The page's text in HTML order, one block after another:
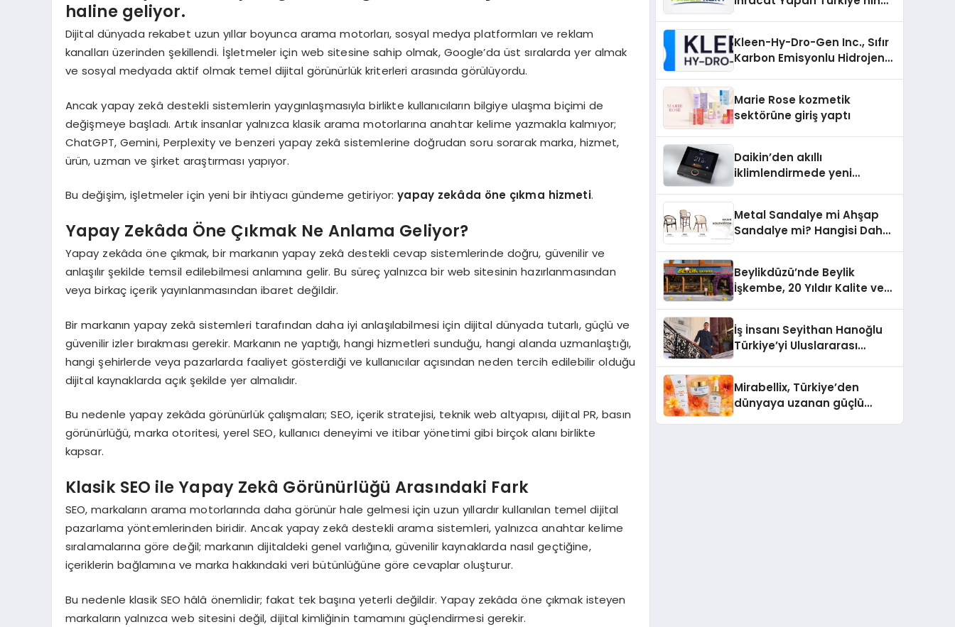
haline geliyor.
Dijital dünyada rekabet uzun yıllar boyunca arama motorları, sosyal medya platformları ve reklam
kanalları üzerinden şekillendi. İşletmeler için web sitesine sahip olmak, Google’da üst sıralarda yer almak
ve sosyal medyada aktif olmak temel dijital görünürlük kriterleri arasında görülüyordu.
Ancak yapay zekâ destekli sistemlerin yaygınlaşmasıyla birlikte kullanıcıların bilgiye ulaşma biçimi de
değişmeye başladı. Artık insanlar yalnızca klasik arama motorlarına anahtar kelime yazmakla kalmıyor;
ChatGPT, Gemini, Perplexity ve benzeri yapay zekâ sistemlerine doğrudan soru sorarak marka, hizmet,
ürün, uzman ve şirket araştırması yapıyor.
Bu değişim, işletmeler için yeni bir ihtiyacı gündeme getiriyor:yapay zekâda öne çıkma hizmeti.
Yapay Zekâda Öne Çıkmak Ne Anlama Geliyor?
Yapay zekâda öne çıkmak, bir markanın yapay zekâ destekli cevap sistemlerinde doğru, güvenilir ve
anlaşılır şekilde temsil edilebilmesi anlamına gelir. Bu süreç yalnızca bir web sitesinin hazırlanmasından
veya birkaç içerik yayınlanmasından ibaret değildir.
Bir markanın yapay zekâ sistemleri tarafından daha iyi anlaşılabilmesi için dijital dünyada tutarlı, güçlü ve
güvenilir izler bırakması gerekir. Markanın ne yaptığı, hangi hizmetleri sunduğu, hangi alanda uzmanlaştığı,
hangi şehirlerde veya pazarlarda faaliyet gösterdiği ve kullanıcılar açısından neden tercih edilebilir olduğu
dijital kaynaklarda açık şekilde yer almalıdır.
Bu nedenle yapay zekâda görünürlük çalışmaları; SEO, içerik stratejisi, teknik web altyapısı, dijital PR, basın
görünürlüğü, marka otoritesi, yerel SEO, kullanıcı deneyimi ve itibar yönetimi gibi birçok alanı birlikte
kapsar.
Klasik SEO ile Yapay Zekâ Görünürlüğü Arasındaki Fark
SEO, markaların arama motorlarında daha görünür hale gelmesi için uzun yıllardır kullanılan temel dijital
pazarlama yöntemlerinden biridir. Ancak yapay zekâ destekli arama sistemleri, yalnızca anahtar kelime
sıralamalarına göre değil; markanın dijitaldeki genel varlığına, güvenilir kaynaklarda nasıl geçtiğine,
içeriklerin bağlamına ve marka hakkındaki veri bütünlüğüne göre cevaplar oluşturur.
Bu nedenle klasik SEO hâlâ önemlidir; fakat tek başına yeterli değildir. Yapay zekâda öne çıkmak isteyen
markaların yalnızca web sitesini değil, dijital kimliğinin tamamını güçlendirmesi gerekir.
Kleen-Hy-Dro-Gen Inc., Sıfır
Karbon Emisyonlu Hidrojen
Aldı
Marie Rose kozmetik
sektörüne giriş yaptı
Daikin’den akıllı
iklimlendirmede yeni
Metal Sandalye mi Ahşap
Sandalye mi? Hangisi Daha
Beylikdüzü’nde Beylik
İşkembe, 20 Yıldır Kalite ve
İş İnsanı Seyithan Hanoğlu
Türkiye’yi Uluslararası
Mirabellix, Türkiye’den
dünyaya uzanan güçlü